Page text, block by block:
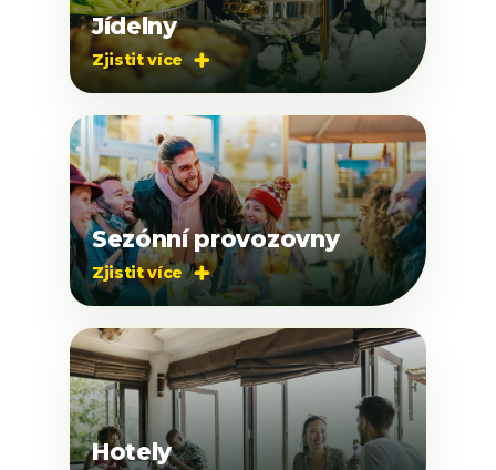
Jídelny
Zjistit více 
Sezónní provozovny
Zjistit více 
Hotely